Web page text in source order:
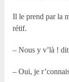
Il le prend par la
rétif.
– Nous y v’là !
– Oui, je